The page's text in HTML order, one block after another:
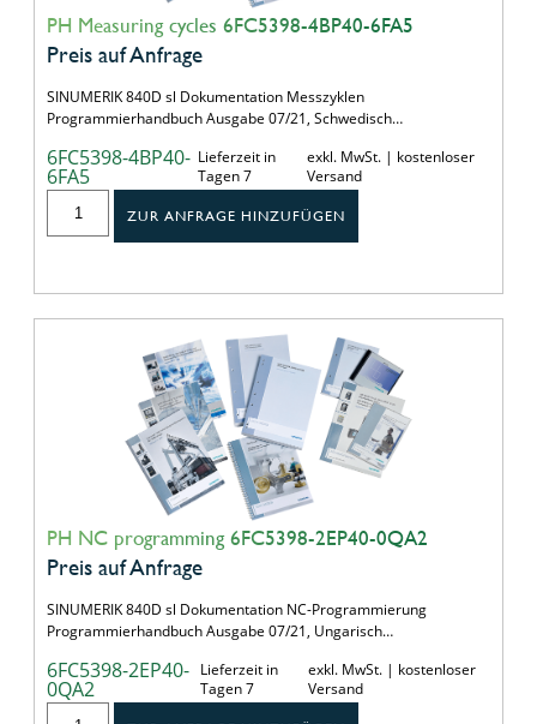
PH Measuring cycles 6FC5398-4BP40-6FA5
Preis auf Anfrage
SINUMERIK 840D sl Dokumentation Messzyklen
Programmierhandbuch Ausgabe 07/21, Schwedisch…
6FC5398-4BP40-
6FA5
Lieferzeit in
Tagen 7
exkl. MwSt. | kostenloser
Versand
ZUR ANFRAGE HINZUFÜGEN
PH NC programming 6FC5398-2EP40-0QA2
Preis auf Anfrage
SINUMERIK 840D sl Dokumentation NC-Programmierung
Programmierhandbuch Ausgabe 07/21, Ungarisch…
6FC5398-2EP40-
0QA2
Lieferzeit in
Tagen 7
exkl. MwSt. | kostenloser
Versand